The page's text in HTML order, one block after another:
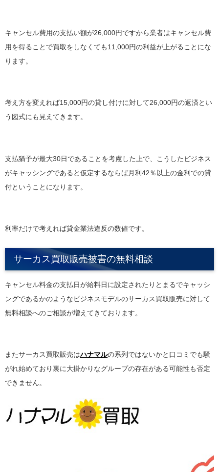
キャンセル費用の支払い額が26,000円ですから業者はキャンセル費
用を得ることで買取をしなくても11,000円の利益が上がることにな
ります。
考え方を変えれば15,000円の貸し付けに対して26,000円の返済とい
う図式にも見えてきます。
支払猶予が最大30日であることを考慮した上で、こうしたビジネス
がキャッシングであると仮定するならば月利42％以上の金利での貸
付ということになります。
利率だけで考えれば貸金業法違反の数値です。
サーカス買取販売被害の無料相談
キャンセル料金の支払日が給料日に設定されたりとまるでキャッシ
ングであるかのようなビジネスモデルのサーカス買取販売に対して
無料相談へのご相談が増えてきております。
またサーカス買取販売はハナマルの系列ではないかと口コミでも騒
がれ始めており裏に大掛かりなグループの存在がある可能性も否定
できません。